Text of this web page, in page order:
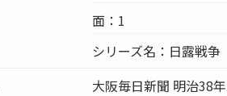
面：1
シリーズ名：日露戦争
大阪毎日新聞 明治38